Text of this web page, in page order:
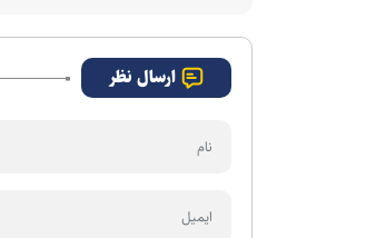
ارسال نظر